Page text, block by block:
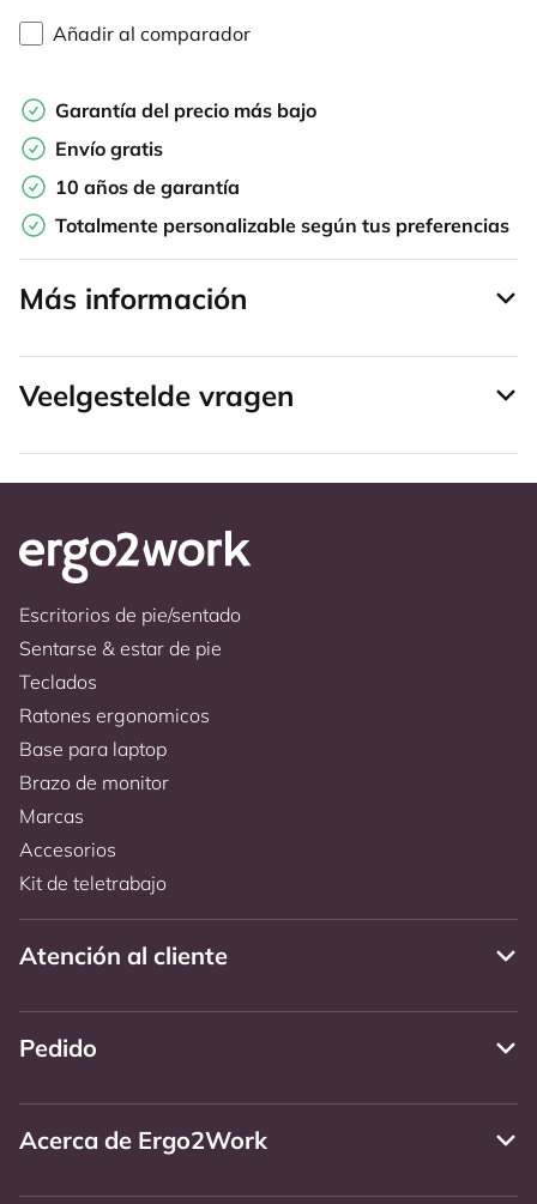
Añadir al comparador
Garantía del precio más bajo
Envío gratis
10 años de garantía
Totalmente personalizable según tus preferencias
Más información
Veelgestelde vragen
Escritorios de pie/sentado
Sentarse & estar de pie
Teclados
Ratones ergonomicos
Base para laptop
Brazo de monitor
Marcas
Accesorios
Kit de teletrabajo
Atención al cliente
Pedido
Acerca de Ergo2Work